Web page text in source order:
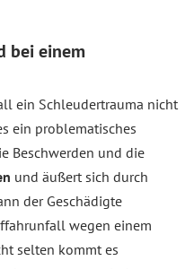
bei einem
ein Schleudertrauma nicht
ein problematisches
Beschwerden und die
und äußert sich durch
der Geschädigte
wegen einem
selten kommt es